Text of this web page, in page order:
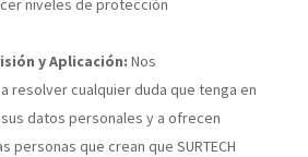
niveles de protección
y Aplicación: Nos
resolver cualquier duda que tenga en
datos personales y a ofrecen
personas que crean que SURTECH